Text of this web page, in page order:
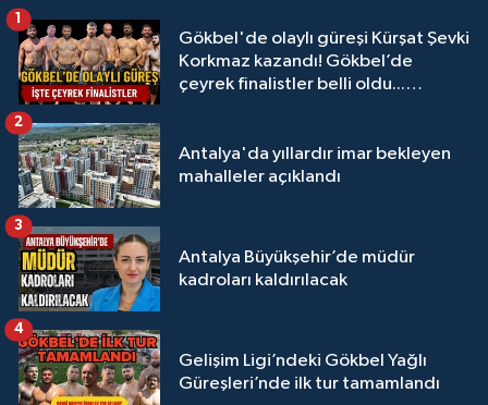
Gökbel'de olaylı güreşi Kürşat Şevki
Korkmaz kazandı! Gökbel’de
çeyrek finalistler belli oldu...
1
Antalya'da yıllardır imar bekleyen
mahalleler açıklandı
2
Antalya Büyükşehir’de müdür
kadroları kaldırılacak
3
Gelişim Ligi’ndeki Gökbel Yağlı
Güreşleri’nde ilk tur tamamlandı
4